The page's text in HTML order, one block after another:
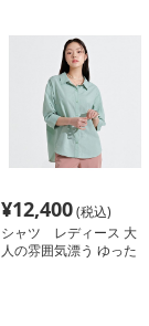
¥12,400(税込)
シャツ レディース 大
人の雰囲気漂う ゆった